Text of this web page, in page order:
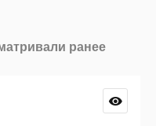
ранее